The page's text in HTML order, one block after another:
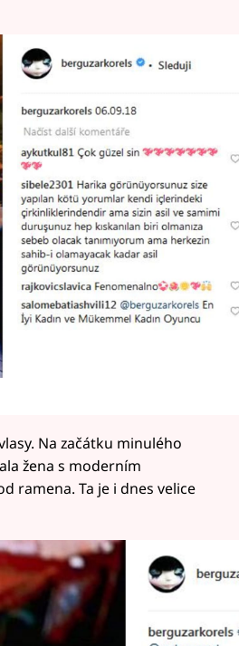
Na začátku minulého
žena s moderním
ramena. Ta je i dnes velice